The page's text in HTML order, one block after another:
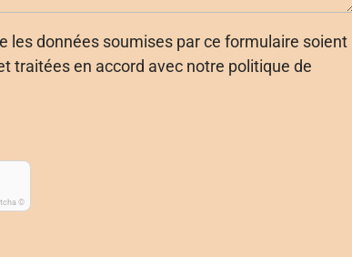
les données soumises par ce formulaire soient
traitées en accord avec notre politique de
©